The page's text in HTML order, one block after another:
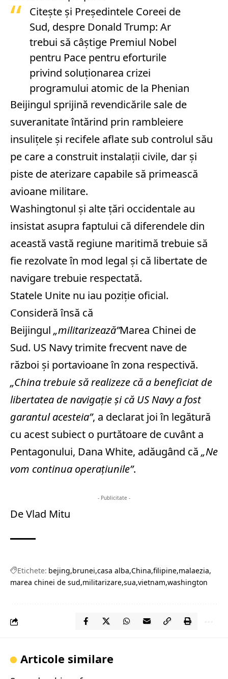
Citeşte şi Preşedintele Coreei de
Sud, despre Donald Trump: Ar
trebui să câştige Premiul Nobel
pentru Pace pentru eforturile
privind soluţionarea crizei
programului atomic de la Phenian
Beijingul sprijină revendicările sale de
suveranitate întărind prin rambleiere
insuliţele şi recifele aflate sub controlul său
pe care a construit instalaţii civile, dar şi
piste de aterizare capabile să primească
avioane militare.
Washingtonul şi alte ţări occidentale au
insistat asupra faptului că diferendele din
această vastă regiune maritimă trebuie să
fie rezolvate în mod legal şi că libertate de
navigare trebuie respectată.
Statele Unite nu iau poziţie oficial.
Consideră însă că
Beijingul „militarizează”Marea Chinei de
Sud. US Navy trimite frecvent nave de
război şi portavioane în zona respectivă.
„China trebuie să realizeze că a beneficiat de
libertatea de navigaţie şi că US Navy a fost
garantul acesteia”, a declarat joi în legătură
cu acest subiect o purtătoare de cuvânt a
Pentagonului, Dana White, adăugând că „Ne
vom continua operaţiunile”.
- Publicitate -
De Vlad Mitu
Etichete: bejing brunei casa alba China filipine malaezia
marea chinei de sud militarizare sua vietnam washington
Articole similare